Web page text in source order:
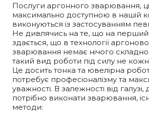
Послуги аргонного зварювання,
максимально доступною в нашій
виконуються із застосуванням
Не дивлячись на те, що на
здається, що в технології
зварювання немає нічого
такий вид роботи під силу не
Це досить тонка та ювелірна
потребує професіоналізму та
уважності. В залежності від галузі,
потрібно виконати зварювання,
методи: